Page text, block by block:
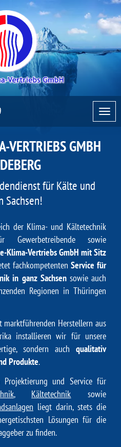
VERTRIEBS GMBH
für Kälte und
Sachsen!
der Klima- und Kältetechnik
Gewerbetreibende sowie
Klima-Vertriebs GmbH mit Sitz
fachkompetenten Service für
in ganz Sachsen sowie auch
Regionen in Thüringen
Herstellern aus
installieren wir für unsere
sondern auchqualitativ
Produkte.
und Service für
, Kältetechnik sowie
liegt darin, stets die
Lösungen für die
zu finden.